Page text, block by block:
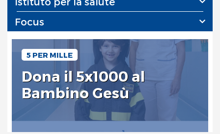
Focus
5 PER MILLE
Dona il 5x1000 al
Bambino Gesù